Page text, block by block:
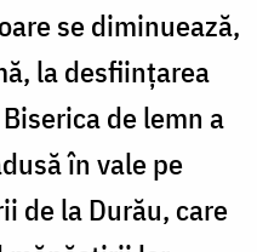
se diminuează,
la desființarea
de lemn a
în vale pe
de la Durău, care